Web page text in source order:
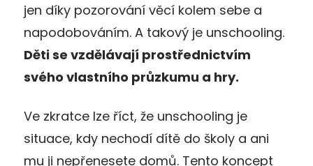
jen díky pozorování věcí kolem sebe a
napodobováním. A takový je unschooling.
Děti se vzdělávají prostřednictvím
svého vlastního průzkumu a hry.
Ve zkratce lze říct, že unschooling je
situace, kdy nechodí dítě do školy a ani
mu ji nepřenesete domů. Tento koncept